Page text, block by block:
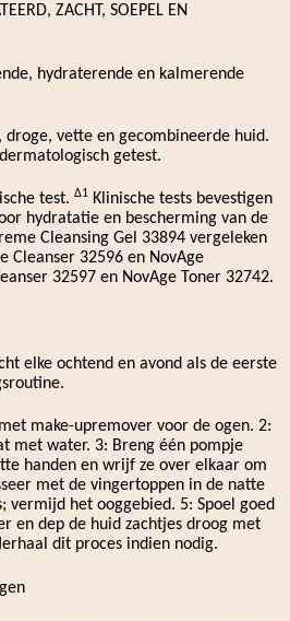
ZACHT, SOEPEL EN
hydraterende en kalmerende
droge, vette en gecombineerde huid.
getest.
test.∆1 Klinische tests bevestigen
hydratatie en bescherming van de
Cleansing Gel 33894 vergeleken
Cleanser 32596 en NovAge
32597 en NovAge Toner 32742.
elke ochtend en avond als de eerste
make-upremover voor de ogen. 2:
met water. 3: Breng één pompje
handen en wrijf ze over elkaar om
met de vingertoppen in de natte
vermijd het ooggebied. 5: Spoel goed
en dep de huid zachtjes droog met
dit proces indien nodig.